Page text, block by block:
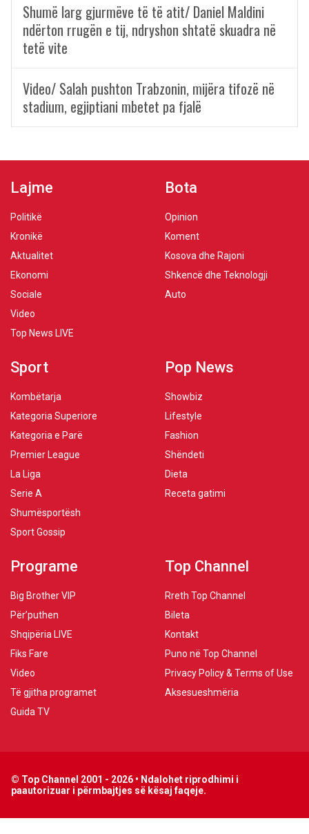
Shumë larg gjurmëve të të atit/ Daniel Maldini
ndërton rrugën e tij, ndryshon shtatë skuadra në
tetë vite
Video/ Salah pushton Trabzonin, mijëra tifozë në
stadium, egjiptiani mbetet pa fjalë
Lajme
Politikë
Kronikë
Aktualitet
Ekonomi
Sociale
Video
Top News LIVE
Bota
Opinion
Koment
Kosova dhe Rajoni
Shkencë dhe Teknologji
Auto
Sport
Kombëtarja
Kategoria Superiore
Kategoria e Parë
Premier League
La Liga
Serie A
Shumësportësh
Sport Gossip
Pop News
Showbiz
Lifestyle
Fashion
Shëndeti
Dieta
Receta gatimi
Programe
Big Brother VIP
Për’puthen
Shqipëria LIVE
Fiks Fare
Video
Të gjitha programet
Guida TV
Top Channel
Rreth Top Channel
Bileta
Kontakt
Puno në Top Channel
Privacy Policy & Terms of Use
Aksesueshmëria
© Top Channel 2001 - 2026 • Ndalohet riprodhimi i
paautorizuar i përmbajtjes së kësaj faqeje.